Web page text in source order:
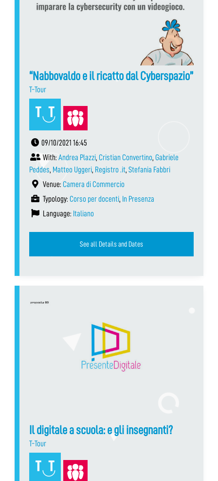
“Nabbovaldo e il ricatto dal Cyberspazio”
T-Tour
09/10/2021 16:45
With: Andrea Plazzi, Cristian Convertino, Gabriele
Peddes, Matteo Uggeri, Registro .it, Stefania Fabbri
Venue: Camera di Commercio
Typology: Corso per docenti, In Presenza
Language: Italiano
See all Details and Dates
Il digitale a scuola: e gli insegnanti?
T-Tour